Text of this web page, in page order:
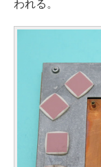
われる。